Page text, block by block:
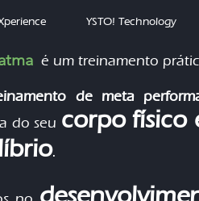
YSTO! Technology
é um treinamento
de meta
do seu corpo físico
.